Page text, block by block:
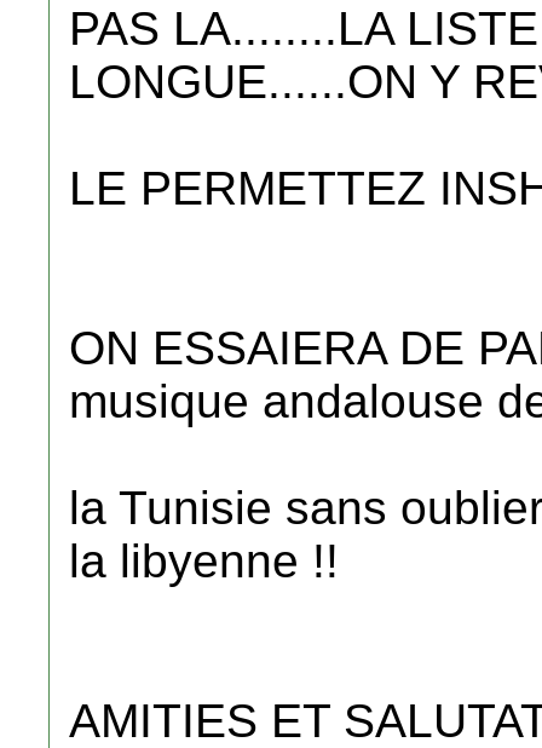
PAS LA........LA
LONGUE......ON Y
LE PERMETTEZ
ON ESSAIERA DE
musique andalouse
la Tunisie sans
la libyenne !!
AMITIES ET